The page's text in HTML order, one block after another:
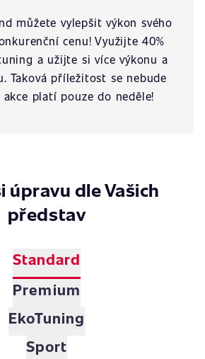
můžete vylepšit výkon svého
cenu! Využijte 40%
a užijte si více výkonu a
Taková příležitost se nebude
platí pouze do neděle!
úpravu dle Vašich
představ
Standard
Premium
EkoTuning
Sport